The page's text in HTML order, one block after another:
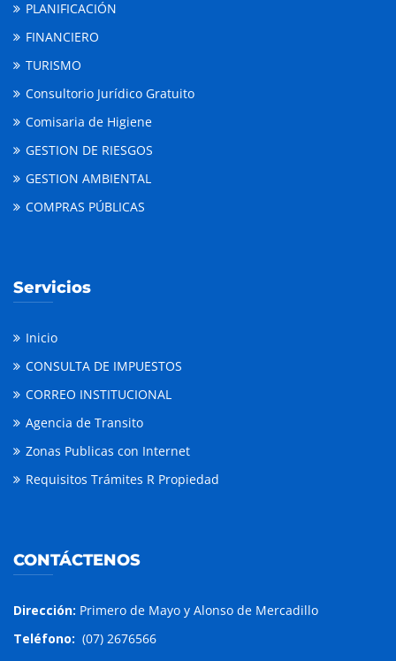
PLANIFICACIÓN
FINANCIERO
TURISMO
Consultorio Jurídico Gratuito
Comisaria de Higiene
GESTION DE RIESGOS
GESTION AMBIENTAL
COMPRAS PÚBLICAS
Servicios
Inicio
CONSULTA DE IMPUESTOS
CORREO INSTITUCIONAL
Agencia de Transito
Zonas Publicas con Internet
Requisitos Trámites R Propiedad
CONTÁCTENOS
Dirección: Primero de Mayo y Alonso de Mercadillo
Teléfono: (07) 2676566